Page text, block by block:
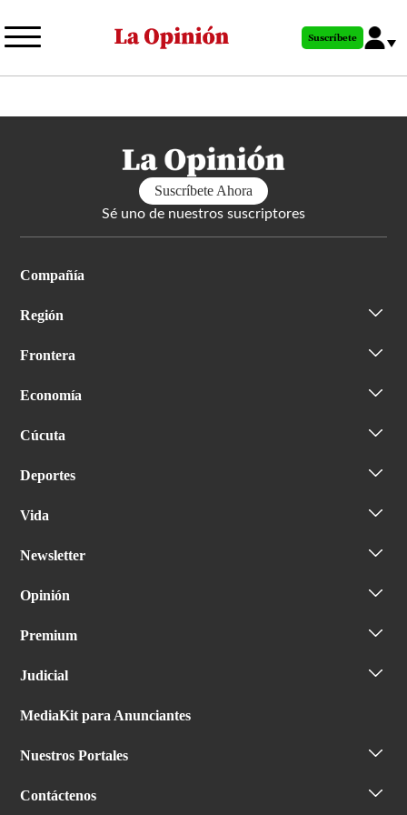
al
principal
Suscríbete
Suscríbete Ahora
Sé uno de nuestros suscriptores
Compañía
Región
Frontera
Economía
Cúcuta
Deportes
Vida
Newsletter
Opinión
Premium
Judicial
MediaKit para Anunciantes
Nuestros Portales
Contáctenos